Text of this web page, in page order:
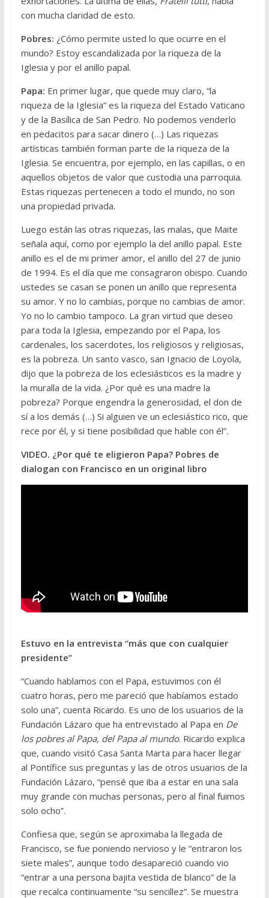
con mucha claridad de esto.
Pobres: ¿Cómo permite usted lo que ocurre en el
mundo? Estoy escandalizada por la riqueza de la
Iglesia y por el anillo papal.
Papa: En primer lugar, que quede muy claro, “la
riqueza de la Iglesia” es la riqueza del Estado Vaticano
y de la Basílica de San Pedro. No podemos venderlo
en pedacitos para sacar dinero (…) Las riquezas
artísticas también forman parte de la riqueza de la
Iglesia. Se encuentra, por ejemplo, en las capillas, o en
aquellos objetos de valor que custodia una parroquia.
Estas riquezas pertenecen a todo el mundo, no son
una propiedad privada.
Luego están las otras riquezas, las malas, que Maite
señala aquí, como por ejemplo la del anillo papal. Este
anillo es el de mi primer amor, el anillo del 27 de junio
de 1994. Es el día que me consagraron obispo. Cuando
ustedes se casan se ponen un anillo que representa
su amor. Y no lo cambias, porque no cambias de amor.
Yo no lo cambio tampoco. La gran virtud que deseo
para toda la Iglesia, empezando por el Papa, los
cardenales, los sacerdotes, los religiosos y religiosas,
es la pobreza. Un santo vasco, san Ignacio de Loyola,
dijo que la pobreza de los eclesiásticos es la madre y
la muralla de la vida. ¿Por qué es una madre la
pobreza? Porque engendra la generosidad, el don de
sí a los demás (…) Si alguien ve un eclesiástico rico, que
rece por él, y si tiene posibilidad que hable con él”.
VIDEO. ¿Por qué te eligieron Papa? Pobres de
dialogan con Francisco en un original libro
Estuvo en la entrevista “más que con cualquier
presidente”
“Cuando hablamos con el Papa, estuvimos con él
cuatro horas, pero me pareció que habíamos estado
solo una”, cuenta Ricardo. Es uno de los usuarios de la
Fundación Lázaro que ha entrevistado al Papa en De
los pobres al Papa, del Papa al mundo. Ricardo explica
que, cuando visitó Casa Santa Marta para hacer llegar
al Pontífice sus preguntas y las de otros usuarios de la
Fundación Lázaro, “pensé que iba a estar en una sala
muy grande con muchas personas, pero al final fuimos
solo ocho”.
Confiesa que, según se aproximaba la llegada de
Francisco, se fue poniendo nervioso y le “entraron los
siete males”, aunque todo desapareció cuando vio
“entrar a una persona bajita vestida de blanco” de la
que recalca continuamente “su sencillez”. Se muestra